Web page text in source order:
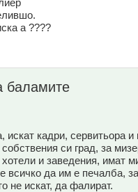
а ????
баламите
искат кадри, сервитьора и
си град, за
и заведения, имат
всичко да им е печалба,
не искат, да фалират.